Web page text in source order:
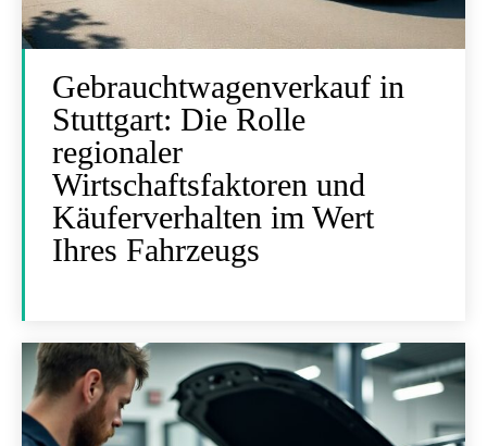
Gebrauchtwagenverkauf in
Stuttgart: Die Rolle
regionaler
Wirtschaftsfaktoren und
Käuferverhalten im Wert
Ihres Fahrzeugs